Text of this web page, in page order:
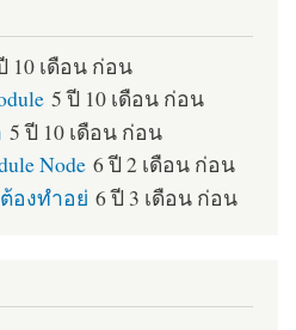
10 เดือน ก่อน
5 ปี 10 เดือน ก่อน
5 ปี 10 เดือน ก่อน
Node 6 ปี 2 เดือน ก่อน
องทำอย่ 6 ปี 3 เดือน ก่อน